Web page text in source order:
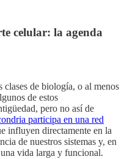
celular: la agenda
clases de biología, o al menos
de estos
pero no así de
participa en una red
influyen directamente en la
de nuestros sistemas y, en
vida larga y funcional.